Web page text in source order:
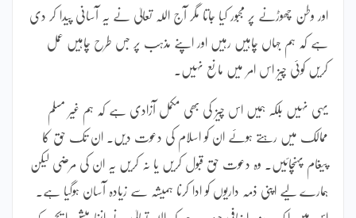
اور وطن چھوڑنے پر مجبور کیا جاتا مگر آج اللہ تعالیٰ نے یہ آسانی پیدا کر دی
ہے کہ ہم جہاں چاہیں رہیں اور اپنے مذہب پر جس طرح چاہیں عمل
کریں کوئی چیز اس امر میں مانع نہیں۔
یہی نہیں بلکہ ہمیں اس چیز کی بھی مکمل آزادی ہے کہ ہم غیر مسلم
ممالک میں رہتے ہوئے ان کو اسلام کی دعوت دیں۔ ان تک حق کا
پیغام پہنچائیں۔ وہ دعوت حق قبول کریں یا نہ کریں یہ ان کی مرضی لیکن
ہمارے لیے اپنی ذمہ داریوں کو ادا کرنا ہمیشہ سے زیادہ آسان ہوگیا ہے۔